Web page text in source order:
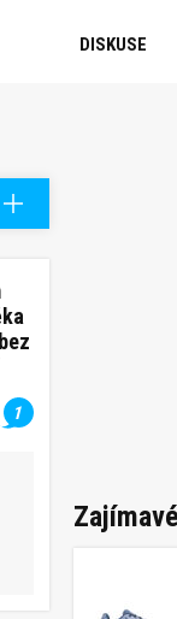
DISKUSE
1